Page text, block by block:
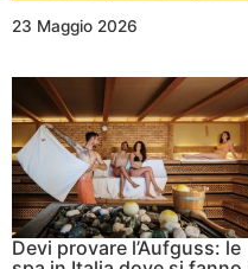
23 Maggio 2026
Devi provare l’Aufguss: le